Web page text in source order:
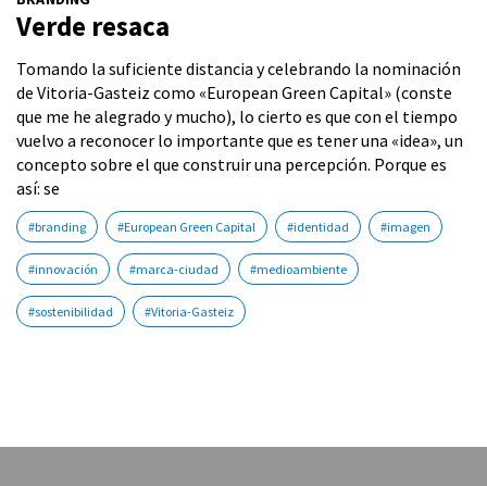
Verde resaca
Tomando la suficiente distancia y celebrando la nominación
de Vitoria-Gasteiz como «European Green Capital» (conste
que me he alegrado y mucho), lo cierto es que con el tiempo
vuelvo a reconocer lo importante que es tener una «idea», un
concepto sobre el que construir una percepción. Porque es
así: se
#branding #European Green Capital #identidad #imagen
#innovación #marca-ciudad #medioambiente
#sostenibilidad #Vitoria-Gasteiz